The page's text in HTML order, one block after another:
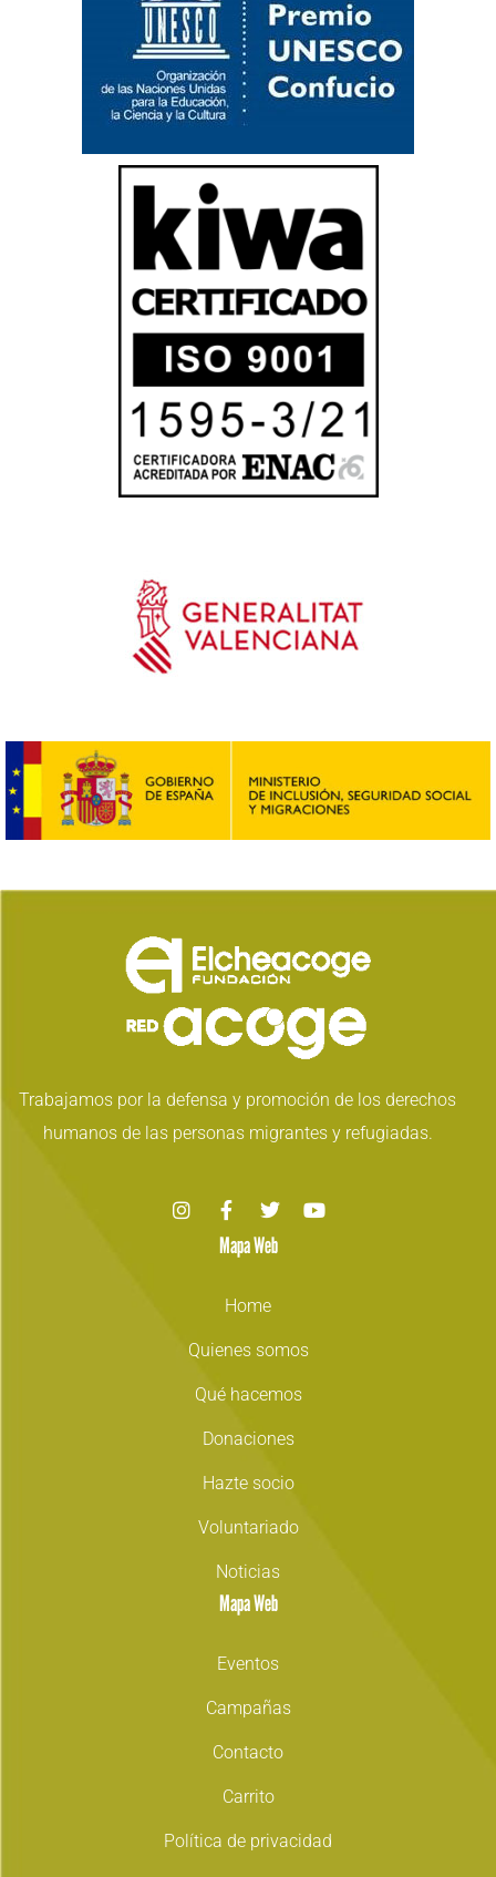
Trabajamos por la defensa y promoción de los derechos
humanos de las personas migrantes y refugiadas.
Mapa Web
Home
Quienes somos
Qué hacemos
Donaciones
Hazte socio
Voluntariado
Noticias
Mapa Web
Eventos
Campañas
Contacto
Carrito
Política de privacidad